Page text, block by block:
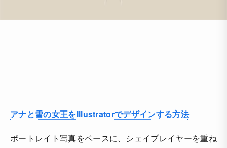
アナと雪の女王をIllustratorでデザインする方法
ポートレイト写真をベースに、シェイプレイヤーを重ね